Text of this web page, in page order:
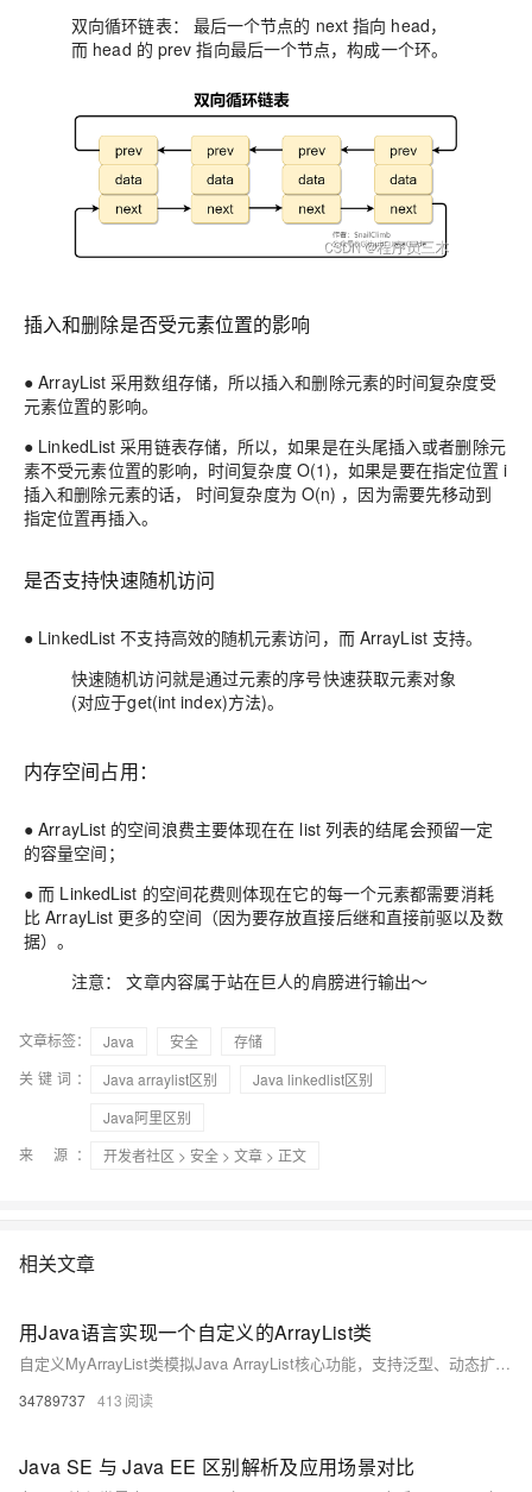
双向循环链表： 最后一个节点的 next 指向 head，
而 head 的 prev 指向最后一个节点，构成一个环。
插入和删除是否受元素位置的影响
● ArrayList 采用数组存储，所以插入和删除元素的时间复杂度受
元素位置的影响。
● LinkedList 采用链表存储，所以，如果是在头尾插入或者删除元
素不受元素位置的影响，时间复杂度 O(1)，如果是要在指定位置 i
插入和删除元素的话， 时间复杂度为 O(n) ，因为需要先移动到
指定位置再插入。
是否支持快速随机访问
● LinkedList 不支持高效的随机元素访问，而 ArrayList 支持。
快速随机访问就是通过元素的序号快速获取元素对象
(对应于get(int index)方法)。
内存空间占用：
● ArrayList 的空间浪费主要体现在在 list 列表的结尾会预留一定
的容量空间；
● 而 LinkedList 的空间花费则体现在它的每一个元素都需要消耗
比 ArrayList 更多的空间（因为要存放直接后继和直接前驱以及数
据）。
注意： 文章内容属于站在巨人的肩膀进行输出～
文章标签： Java 安全
存储
关键词：
Java arraylist区别
Java linkedlist区别
Java阿里区别
来 源：
开发者社区 > 安全 > 文章 > 正文
相关文章
用Java语言实现一个自定义的ArrayList类
自定义MyArrayList类模拟Java ArrayList核心功能，支持泛型、动态扩容（1.5倍）、增删改查及越界检查，底层用Object数组实现，适合学习动态数组原理。
34789737 413
Java SE 与 Java EE 区别解析及应用场景对比